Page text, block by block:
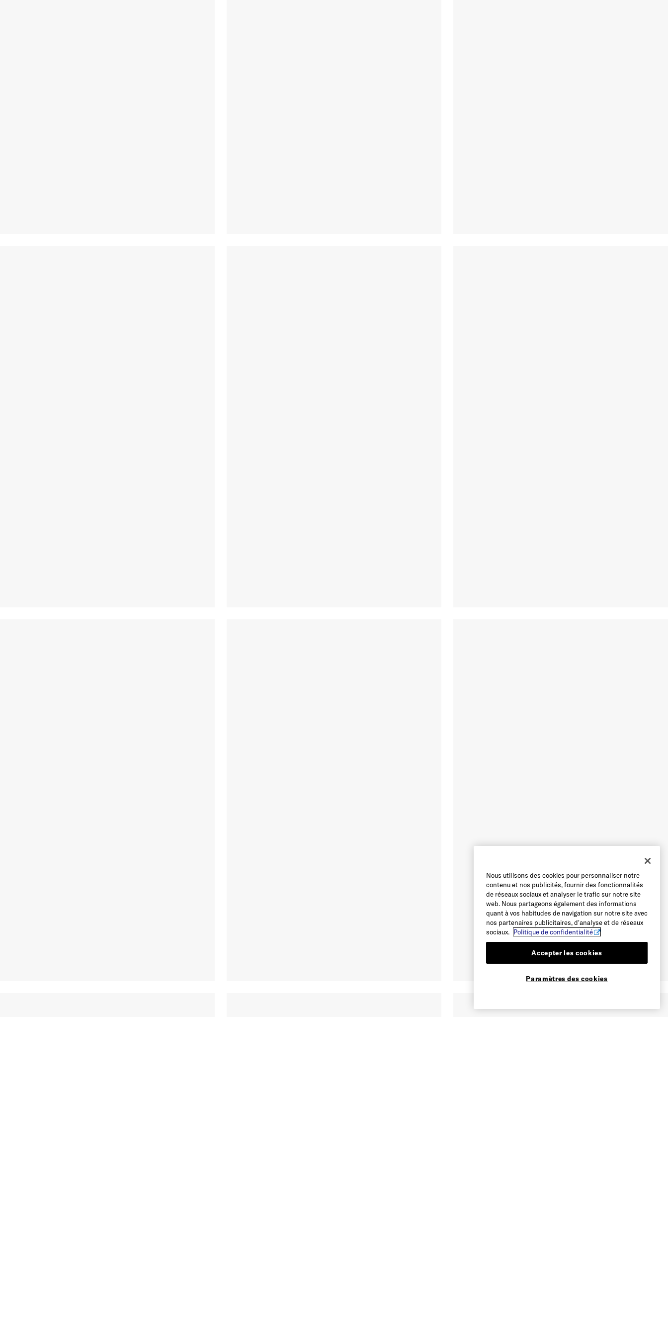
Nous utilisons des cookies pour personnaliser notre
contenu et nos publicités, fournir des fonctionnalités
de réseaux sociaux et analyser le trafic sur notre site
web. Nous partageons également des informations
quant à vos habitudes de navigation sur notre site avec
nos partenaires publicitaires, d'analyse et de réseaux
sociaux. Politique de confidentialité
Accepter les cookies
Paramètres des cookies